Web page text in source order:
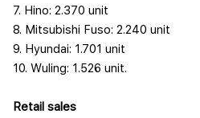
7. Hino: 2.370 unit
8. Mitsubishi Fuso: 2.240 unit
9. Hyundai: 1.701 unit
10. Wuling: 1.526 unit.
Retail sales